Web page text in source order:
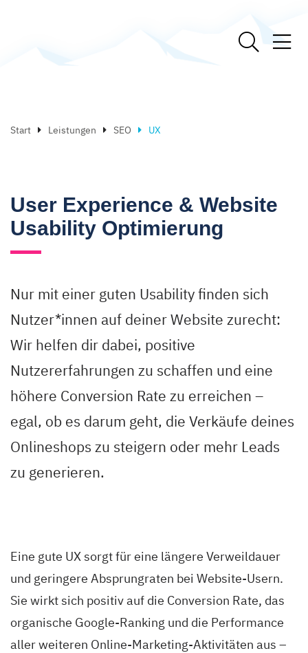
Start Leistungen SEO UX
User Experience & Website
Usability Optimierung
Nur mit einer guten Usability finden sich
Nutzer*innen auf deiner Website zurecht:
Wir helfen dir dabei, positive
Nutzererfahrungen zu schaffen und eine
höhere Conversion Rate zu erreichen –
egal, ob es darum geht, die Verkäufe deines
Onlineshops zu steigern oder mehr Leads
zu generieren.
Eine gute UX sorgt für eine längere Verweildauer
und geringere Absprungraten bei Website-Usern.
Sie wirkt sich positiv auf die Conversion Rate, das
organische Google-Ranking und die Performance
aller weiteren Online-Marketing-Aktivitäten aus –